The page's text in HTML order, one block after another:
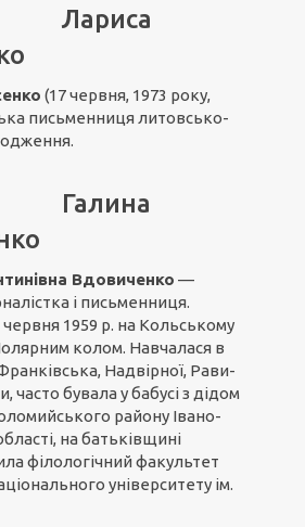
Лариса
(17 червня, 1973 року,
письменниця литовсько-
Галина
Вдовиченко —
і письменниця.
1959 р. на Кольському
колом. Навчалася в
Надвірної, Рави-
часто бувала у бабусі з дідом
району Івано-
на батьківщині
філологічний факультет
університету ім.